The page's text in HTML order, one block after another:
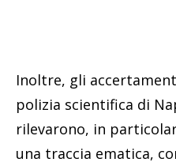
Inoltre, gli
polizia scientifica di
rilevarono, in
una traccia ematica,